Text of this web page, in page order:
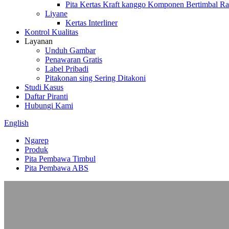
Pita Kertas Kraft kanggo Komponen Bertimbal
Liyane
Kertas Interliner
Kontrol Kualitas
Layanan
Unduh Gambar
Penawaran Gratis
Label Pribadi
Pitakonan sing Sering Ditakoni
Studi Kasus
Daftar Piranti
Hubungi Kami
English
Ngarep
Produk
Pita Pembawa Timbul
Pita Pembawa ABS